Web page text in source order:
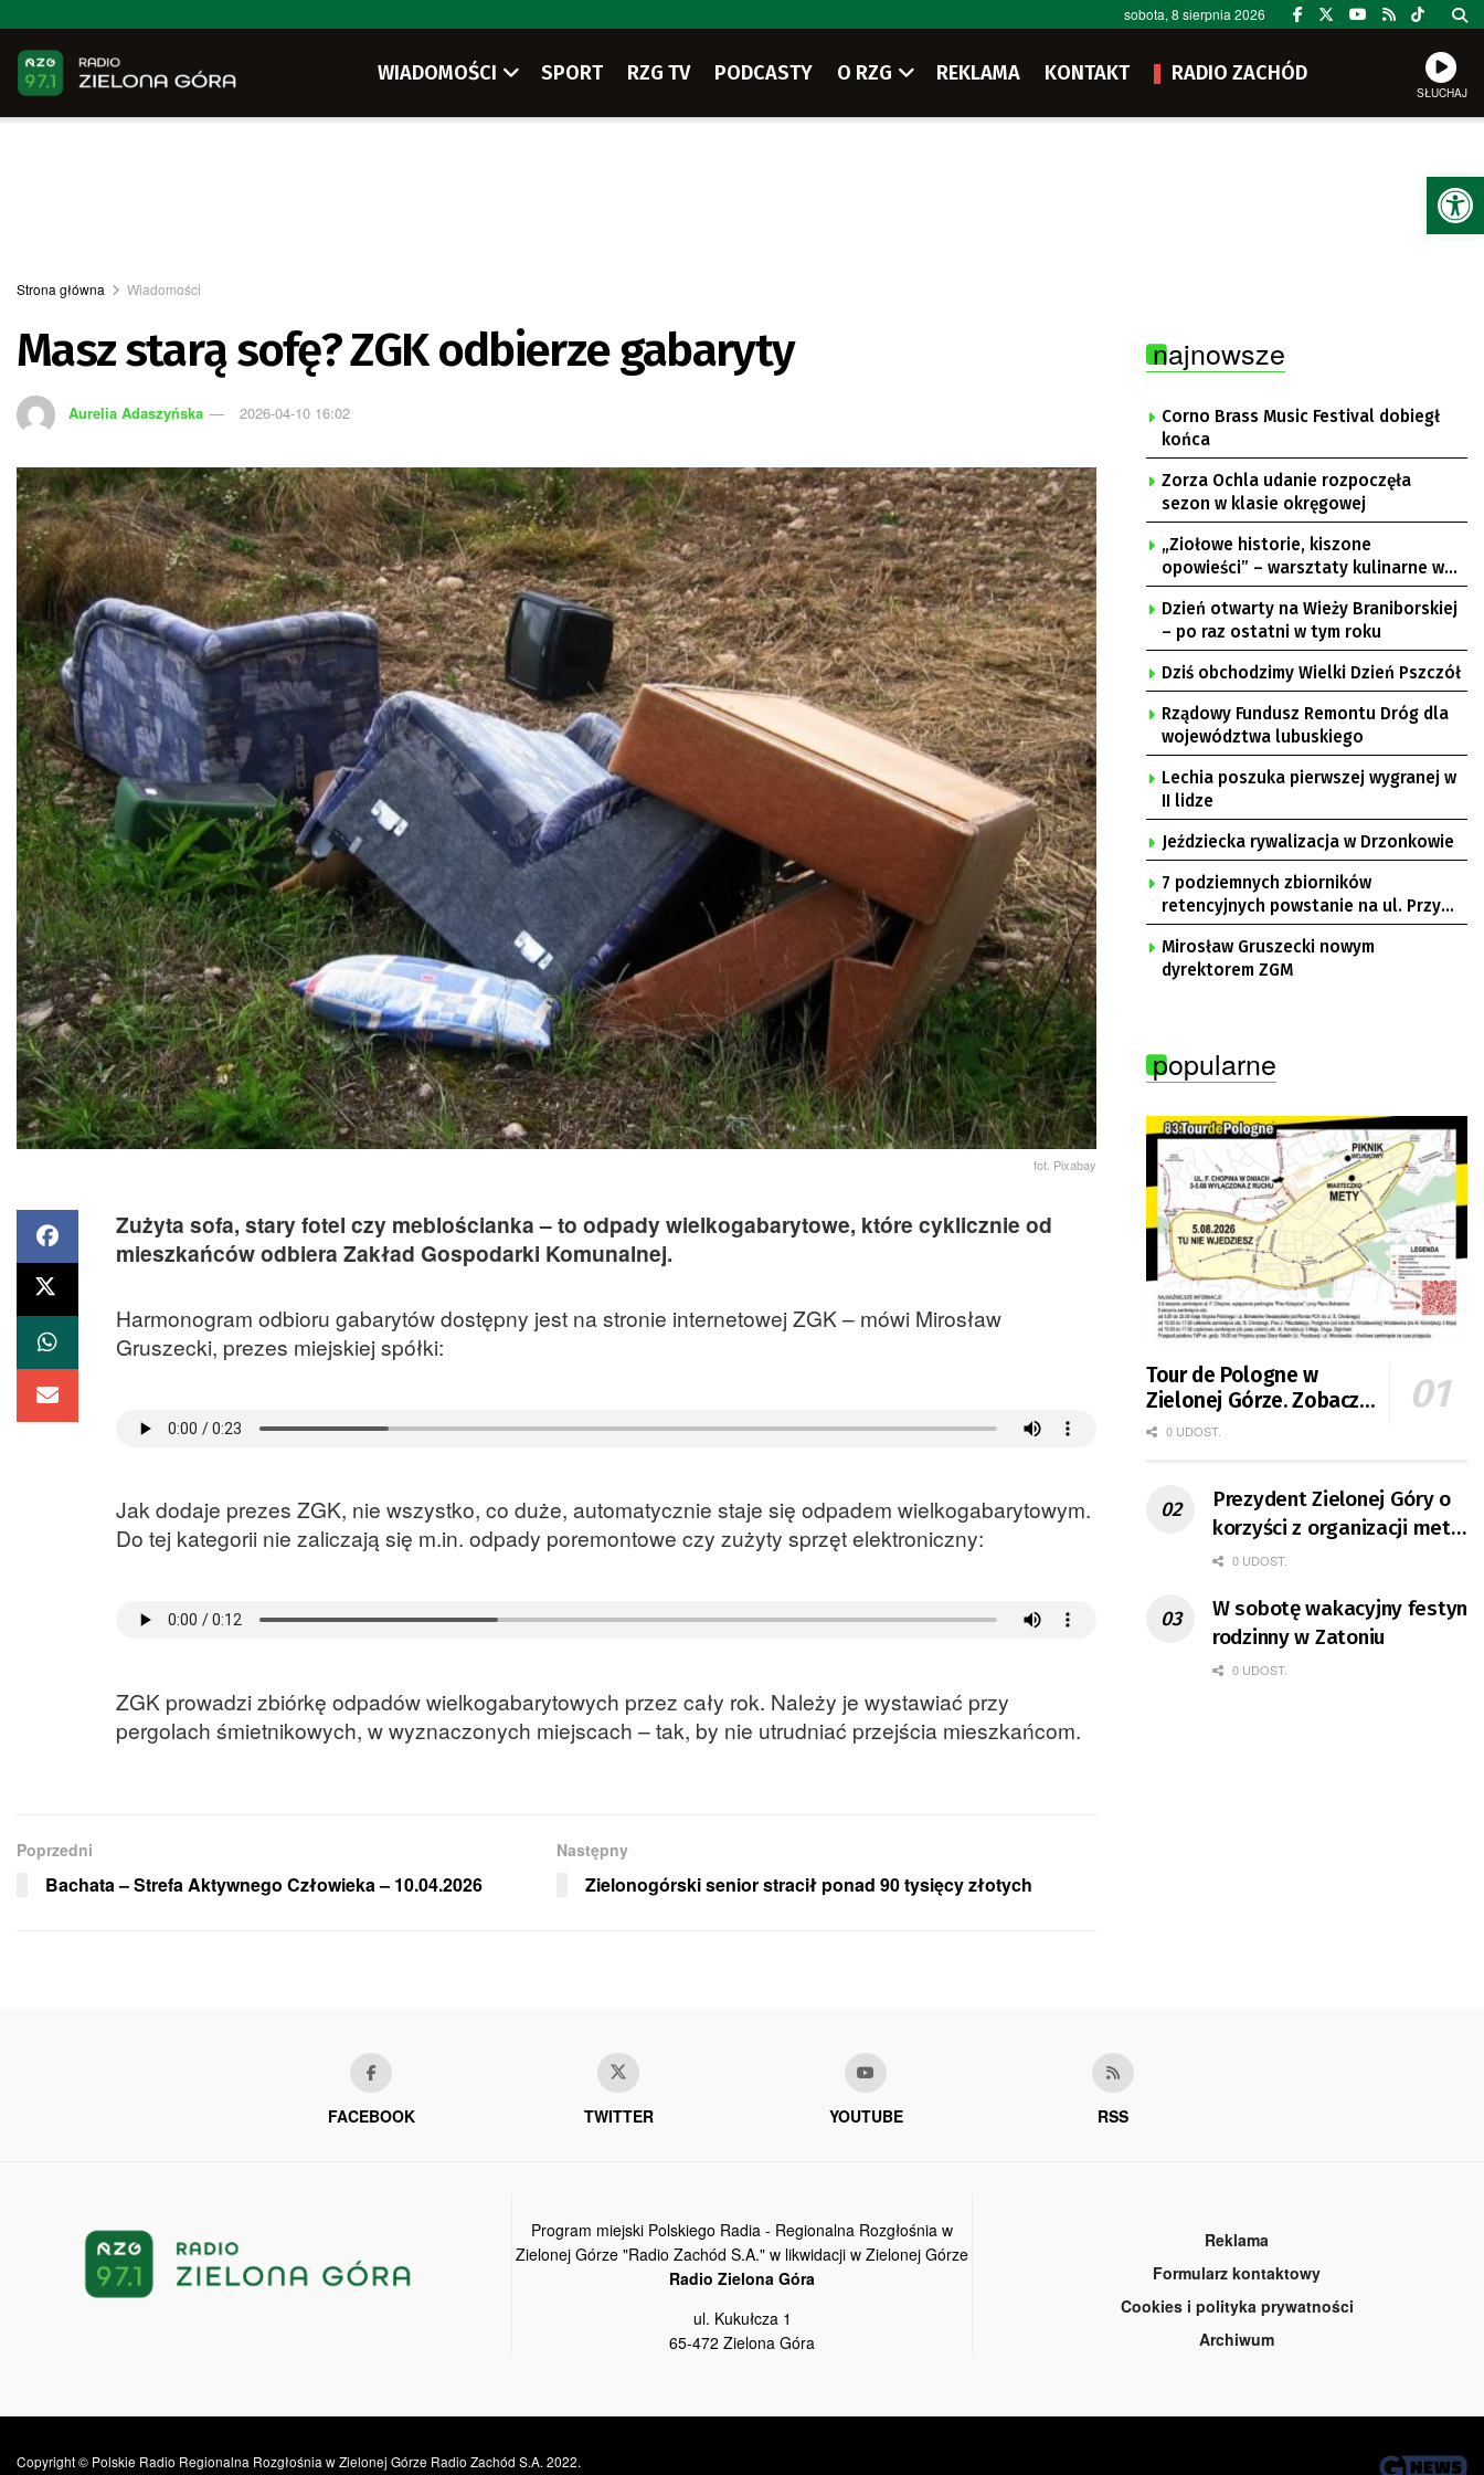
sobota, 8 sierpnia 2026
WIADOMOŚCI SPORT RZG TV PODCASTY O RZG REKLAMA KONTAKT RADIO ZACHÓD
SŁUCHAJ
Strona główna Wiadomości
Masz starą sofę? ZGK odbierze gabaryty
Aurelia Adaszyńska 2026-04-10 16:02
fot. Pixabay
Zużyta sofa, stary fotel czy meblościanka – to odpady wielkogabarytowe, które cyklicznie od
mieszkańców odbiera Zakład Gospodarki Komunalnej.
Harmonogram odbioru gabarytów dostępny jest na stronie internetowej ZGK – mówi Mirosław
Gruszecki, prezes miejskiej spółki:
Jak dodaje prezes ZGK, nie wszystko, co duże, automatycznie staje się odpadem wielkogabarytowym.
Do tej kategorii nie zaliczają się m.in. odpady poremontowe czy zużyty sprzęt elektroniczny:
ZGK prowadzi zbiórkę odpadów wielkogabarytowych przez cały rok. Należy je wystawiać przy
pergolach śmietnikowych, w wyznaczonych miejscach – tak, by nie utrudniać przejścia mieszkańcom.
Poprzedni
Bachata – Strefa Aktywnego Człowieka – 10.04.2026
Następny
Zielonogórski senior stracił ponad 90 tysięcy złotych
najnowsze
Corno Brass Music Festival dobiegł
końca
Zorza Ochla udanie rozpoczęła
sezon w klasie okręgowej
„Ziołowe historie, kiszone
opowieści” – warsztaty kulinarne w
Krępie
Dzień otwarty na Wieży Braniborskiej
– po raz ostatni w tym roku
Dziś obchodzimy Wielki Dzień Pszczół
Rządowy Fundusz Remontu Dróg dla
województwa lubuskiego
Lechia poszuka pierwszej wygranej w
II lidze
Jeździecka rywalizacja w Drzonkowie
7 podziemnych zbiorników
retencyjnych powstanie na ul. Przy
Gazowni
Mirosław Gruszecki nowym
dyrektorem ZGM
popularne
Tour de Pologne w
Zielonej Górze. Zobacz
zmiany w organizacji
0 UDOST.
Prezydent Zielonej Góry o
korzyści z organizacji mety
Tour de Pologne
0 UDOST.
W sobotę wakacyjny festyn
rodzinny w Zatoniu
0 UDOST.
FACEBOOK TWITTER YOUTUBE RSS
Program miejski Polskiego Radia - Regionalna Rozgłośnia w
Zielonej Górze "Radio Zachód S.A." w likwidacji w Zielonej Górze
Radio Zielona Góra
ul. Kukułcza 1
65-472 Zielona Góra
Reklama
Formularz kontaktowy
Cookies i polityka prywatności
Archiwum
Copyright © Polskie Radio Regionalna Rozgłośnia w Zielonej Górze Radio Zachód S.A. 2022.